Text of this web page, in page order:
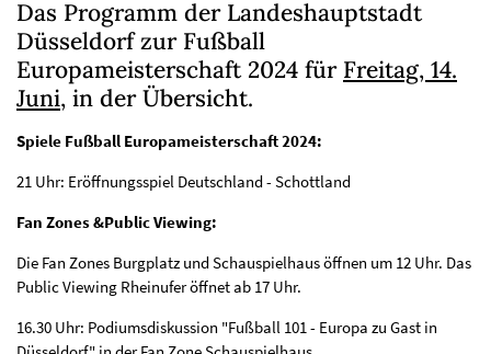
Das Programm der Landeshauptstadt
Düsseldorf zur Fußball
Europameisterschaft 2024 für Freitag, 14.
Juni, in der Übersicht.
Spiele Fußball Europameisterschaft 2024:
21 Uhr: Eröffnungsspiel Deutschland - Schottland
Fan Zones &Public Viewing:
Die Fan Zones Burgplatz und Schauspielhaus öffnen um 12 Uhr. Das
Public Viewing Rheinufer öffnet ab 17 Uhr.
16.30 Uhr: Podiumsdiskussion "Fußball 101 - Europa zu Gast in